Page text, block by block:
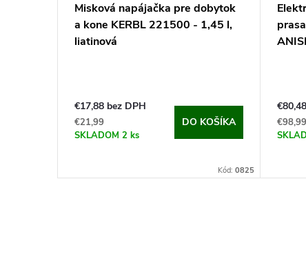
Misková napájačka pre dobytok
a kone KERBL 221500 - 1,45 l,
liatinová
€17,88 bez DPH
€21,99
SKLADOM 2 ks
DO KOŠÍKA
Kód: 0825
€98,99